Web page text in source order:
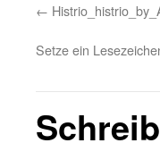
Setze ein